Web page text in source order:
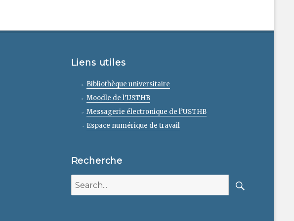
Liens utiles
Bibliothèque universitaire
Moodle de l’USTHB
Messagerie électronique de l’USTHB
Espace numérique de travail
Recherche
for: